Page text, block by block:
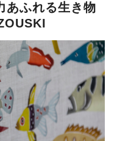
ふれる生き物